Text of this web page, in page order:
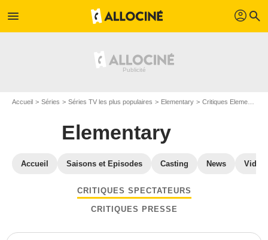
menu profil search
Accueil Séries Séries TV les plus populaires Elementary Critiques Elementary
Elementary
Accueil Saisons et Episodes Casting News
CRITIQUES SPECTATEURS
CRITIQUES PRESSE